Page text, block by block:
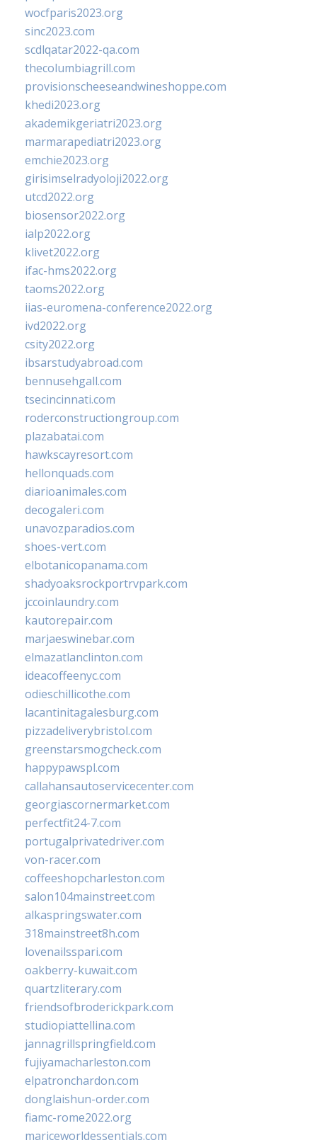
wocfparis2023.org
sinc2023.com
scdlqatar2022-qa.com
thecolumbiagrill.com
provisionscheeseandwineshoppe.com
khedi2023.org
akademikgeriatri2023.org
marmarapediatri2023.org
emchie2023.org
girisimselradyoloji2022.org
utcd2022.org
biosensor2022.org
ialp2022.org
klivet2022.org
ifac-hms2022.org
taoms2022.org
iias-euromena-conference2022.org
ivd2022.org
csity2022.org
ibsarstudyabroad.com
bennusehgall.com
tsecincinnati.com
roderconstructiongroup.com
plazabatai.com
hawkscayresort.com
hellonquads.com
diarioanimales.com
decogaleri.com
unavozparadios.com
shoes-vert.com
elbotanicopanama.com
shadyoaksrockportrvpark.com
jccoinlaundry.com
kautorepair.com
marjaeswinebar.com
elmazatlanclinton.com
ideacoffeenyc.com
odieschillicothe.com
lacantinitagalesburg.com
pizzadeliverybristol.com
greenstarsmogcheck.com
happypawspl.com
callahansautoservicecenter.com
georgiascornermarket.com
perfectfit24-7.com
portugalprivatedriver.com
von-racer.com
coffeeshopcharleston.com
salon104mainstreet.com
alkaspringswater.com
318mainstreet8h.com
lovenailsspari.com
oakberry-kuwait.com
quartzliterary.com
friendsofbroderickpark.com
studiopiattellina.com
jannagrillspringfield.com
fujiyamacharleston.com
elpatronchardon.com
donglaishun-order.com
fiamc-rome2022.org
mariceworldessentials.com